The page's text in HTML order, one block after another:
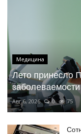
Медицина
Лето принесло
Авг 6, 2026 0 75